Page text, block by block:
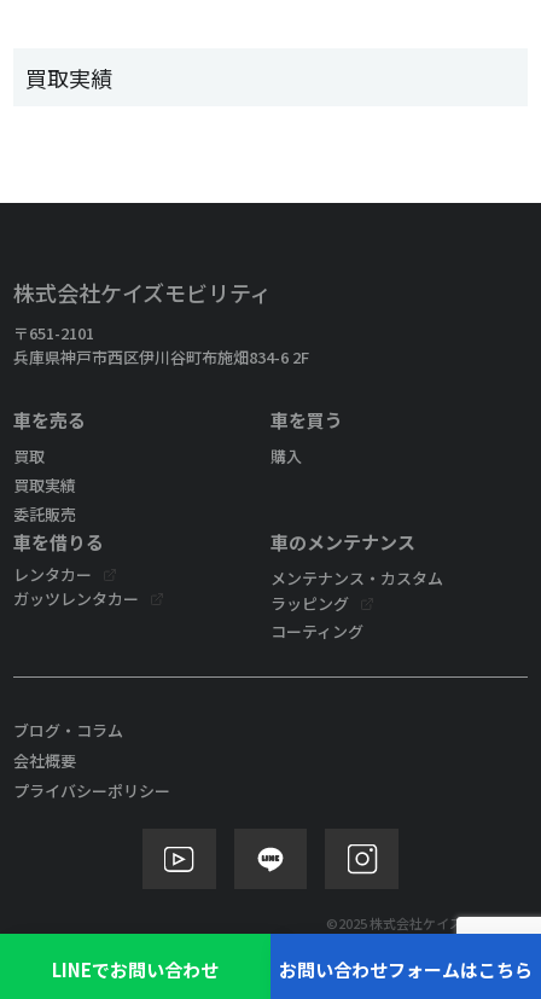
LINEでお問い合わせ お問い合わせフォームはこちら
買取実績
株式会社ケイズモビリティ
〒651-2101
兵庫県神戸市西区伊川谷町布施畑834-6 2F
車を売る
買取
買取実績
委託販売
車を買う
購入
車を借りる
レンタカー
ガッツレンタカー
車のメンテナンス
メンテナンス・カスタム
ラッピング
コーティング
ブログ・コラム
会社概要
プライバシーポリシー
©2025 株式会社ケイズモビリティ